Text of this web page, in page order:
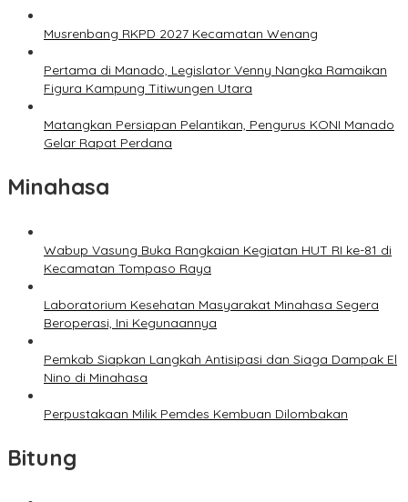
Musrenbang RKPD 2027 Kecamatan Wenang
Pertama di Manado, Legislator Venny Nangka Ramaikan
Figura Kampung Titiwungen Utara
Matangkan Persiapan Pelantikan, Pengurus KONI Manado
Gelar Rapat Perdana
Minahasa
Wabup Vasung Buka Rangkaian Kegiatan HUT RI ke-81 di
Kecamatan Tompaso Raya
Laboratorium Kesehatan Masyarakat Minahasa Segera
Beroperasi, Ini Kegunaannya
Pemkab Siapkan Langkah Antisipasi dan Siaga Dampak El
Nino di Minahasa
Perpustakaan Milik Pemdes Kembuan Dilombakan
Bitung